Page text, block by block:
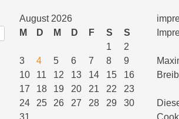
August 2026
M
D M D F S
S
1
2
3
4 5 6 7 8
9
10
11 12 13 14 15
16
17
18 19 20 21 22
23
24
25 26 27 28 29
30
31